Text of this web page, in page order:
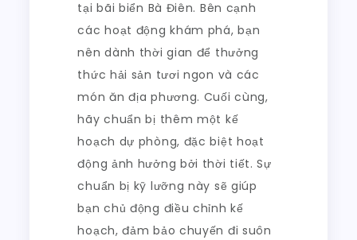
tại bãi biển Bà Điên. Bên cạnh
các hoạt động khám phá, bạn
nên dành thời gian để thưởng
thức hải sản tươi ngon và các
món ăn địa phương. Cuối cùng,
hãy chuẩn bị thêm một kế
hoạch dự phòng, đặc biệt hoạt
động ảnh hưởng bởi thời tiết. Sự
chuẩn bị kỹ lưỡng này sẽ giúp
bạn chủ động điều chỉnh kế
hoạch, đảm bảo chuyến đi suôn